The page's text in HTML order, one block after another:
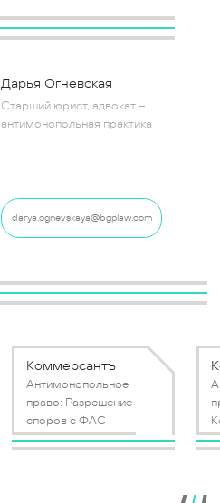
Дарья Огневская
Старший юрист, адвокат –
антимонопольная практика
darya.ognevskaya@bgplaw.com
Коммерсантъ
Антимонопольное
право: Разрешение
споров с ФАС